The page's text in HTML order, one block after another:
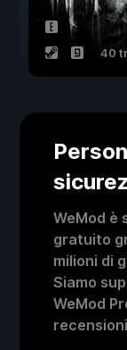
40
WeMod è
gratuito
milioni di
Siamo
WeMod